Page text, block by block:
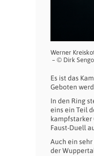
Werner
– © Dirk
Es ist das
Geboten
In den Ring
eins ein Teil
kampfstarker
Faust-Duell
Auch ein
der